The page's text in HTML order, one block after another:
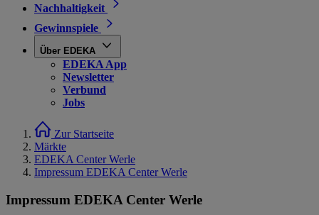
Nachhaltigkeit
Gewinnspiele
Über EDEKA
EDEKA App
Newsletter
Verbund
Jobs
Zur Startseite
Märkte
EDEKA Center Werle
Impressum EDEKA Center Werle
Impressum EDEKA Center Werle